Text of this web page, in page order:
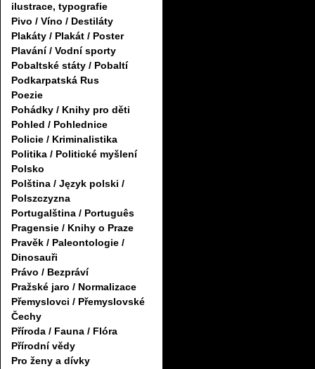
ilustrace, typografie
Pivo / Víno / Destiláty
Plakáty / Plakát / Poster
Plavání / Vodní sporty
Pobaltské státy / Pobaltí
Podkarpatská Rus
Poezie
Pohádky / Knihy pro děti
Pohled / Pohlednice
Policie / Kriminalistika
Politika / Politické myšlení
Polsko
Polština / Język polski /
Polszczyzna
Portugalština / Português
Pragensie / Knihy o Praze
Pravěk / Paleontologie /
Dinosauři
Právo / Bezpráví
Pražské jaro / Normalizace
Přemyslovci / Přemyslovské
Čechy
Příroda / Fauna / Flóra
Přírodní vědy
Pro ženy a dívky